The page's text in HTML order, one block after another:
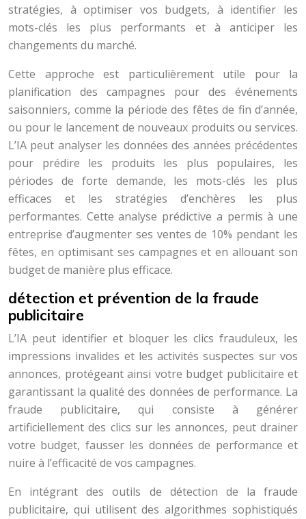
stratégies, à optimiser vos budgets, à identifier les
mots-clés les plus performants et à anticiper les
changements du marché.
Cette approche est particulièrement utile pour la
planification des campagnes pour des événements
saisonniers, comme la période des fêtes de fin d’année,
ou pour le lancement de nouveaux produits ou services.
L’IA peut analyser les données des années précédentes
pour prédire les produits les plus populaires, les
périodes de forte demande, les mots-clés les plus
efficaces et les stratégies d’enchères les plus
performantes. Cette analyse prédictive a permis à une
entreprise d’augmenter ses ventes de 10% pendant les
fêtes, en optimisant ses campagnes et en allouant son
budget de manière plus efficace.
détection et prévention de la fraude
publicitaire
L’IA peut identifier et bloquer les clics frauduleux, les
impressions invalides et les activités suspectes sur vos
annonces, protégeant ainsi votre budget publicitaire et
garantissant la qualité des données de performance. La
fraude publicitaire, qui consiste à générer
artificiellement des clics sur les annonces, peut drainer
votre budget, fausser les données de performance et
nuire à l’efficacité de vos campagnes.
En intégrant des outils de détection de la fraude
publicitaire, qui utilisent des algorithmes sophistiqués